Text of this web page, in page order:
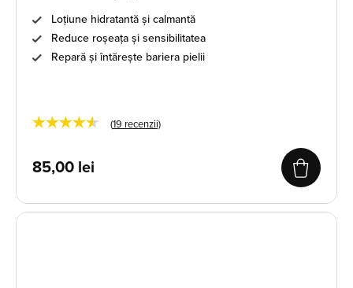
Loțiune hidratantă și calmantă
Reduce roșeața și sensibilitatea
Repară și întărește bariera pielii
★★★★★ (19 recenzii)
85,00 lei